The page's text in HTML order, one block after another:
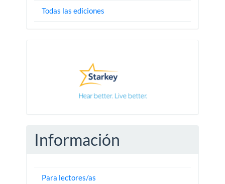
Todas las ediciones
Información
Para lectores/as